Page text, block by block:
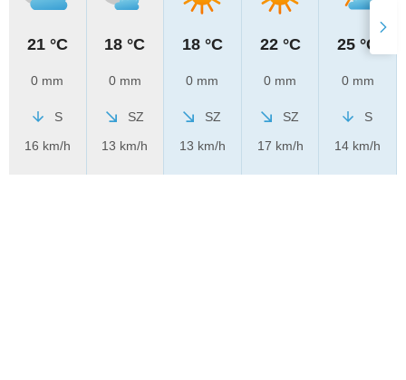
21 °C
0 mm
S
16 km/h
18 °C
0 mm
SZ
13 km/h
18 °C
0 mm
SZ
13 km/h
22 °C
0 mm
SZ
17 km/h
25 °C
0 mm
S
14 km/h